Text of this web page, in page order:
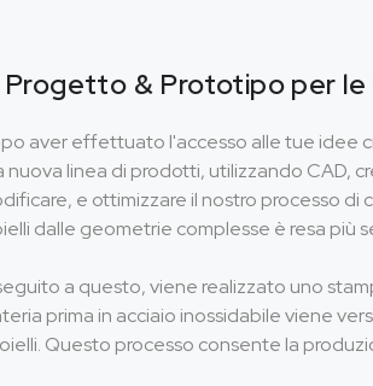
Progetto & Prototipo per
aver effettuato l'accesso alle tue idee
nuova linea di prodotti, utilizzando CAD,
e ottimizzare il nostro processo
dalle geometrie complesse è resa più
a questo, viene realizzato uno
prima in acciaio inossidabile viene
Questo processo consente la